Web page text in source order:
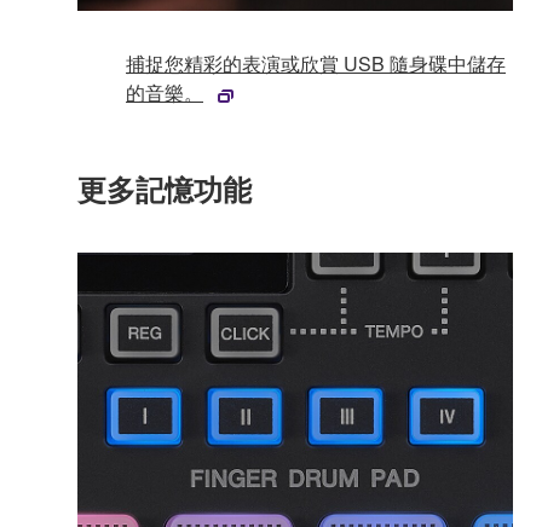
捕捉您精彩的表演或欣賞 USB 隨身碟中儲存
的音樂。
更多記憶功能